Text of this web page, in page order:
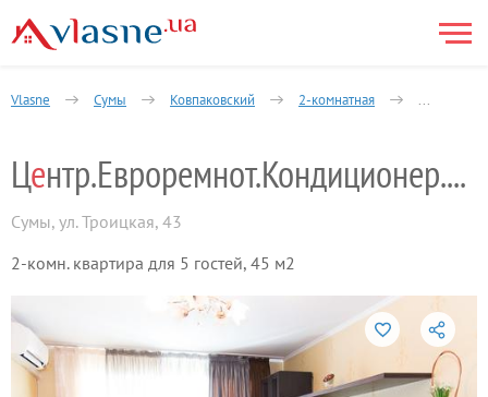
Vlasne Сумы Ковпаковский 2-комнатная Халтурина
Це нтр.Евроремнот.Кондиционер.Док2и3 груп
Сумы, ул. Троицкая, 43
2-комн. квартира для 5 гостей, 45 м2